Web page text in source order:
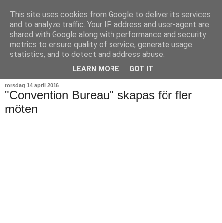
torsdag 14 april 2016
"Convention Bureau" skapas för fler
möten
This site uses cookies from Google to deliver its services
and to analyze traffic. Your IP address and user-agent are
shared with Google along with performance and security
metrics to ensure quality of service, generate usage
statistics, and to detect and address abuse.
LEARN MORE GOT IT